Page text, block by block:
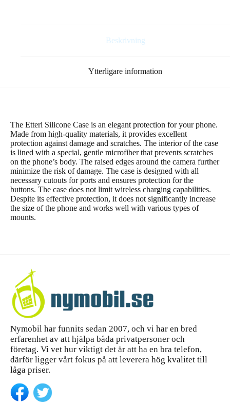
Beskrivning
Ytterligare information
The Etteri Silicone Case is an elegant protection for your phone.
Made from high-quality materials, it provides excellent
protection against damage and scratches. The interior of the case
is lined with a special, gentle microfiber that prevents scratches
on the phone’s body. The raised edges around the camera further
minimize the risk of damage. The case is designed with all
necessary cutouts for ports and ensures protection for the
buttons. The case does not limit wireless charging capabilities.
Despite its effective protection, it does not significantly increase
the size of the phone and works well with various types of
mounts.
Nymobil har funnits sedan 2007, och vi har en bred
erfarenhet av att hjälpa båda privatpersoner och
företag. Vi vet hur viktigt det är att ha en bra telefon,
därför ligger vårt fokus på att leverera hög kvalitet till
låga priser.